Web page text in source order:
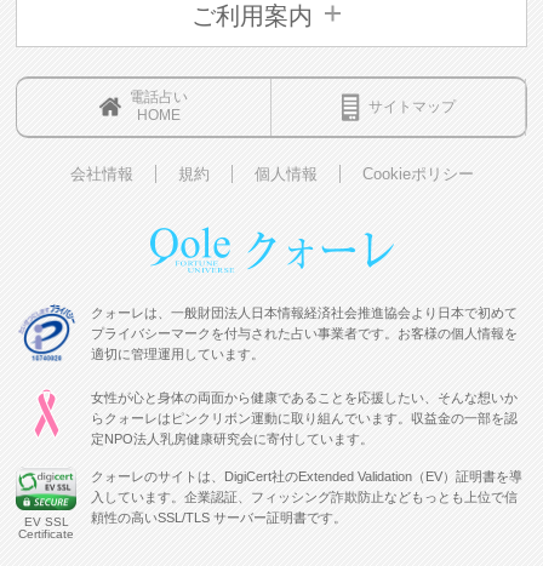
ご利用案内
電話占い
HOME
サイトマップ
会社情報 規約 個人情報 Cookieポリシー
クォーレは、一般財団法人日本情報経済社会推進協会より日本で初めて
プライバシーマークを付与された占い事業者です。お客様の個人情報を
適切に管理運用しています。
女性が心と身体の両面から健康であることを応援したい、そんな想いか
らクォーレはピンクリボン運動に取り組んでいます。収益金の一部を認
定NPO法人乳房健康研究会に寄付しています。
EV SSL
Certificate
クォーレのサイトは、DigiCert社のExtended Validation（EV）証明書を導
入しています。企業認証、フィッシング詐欺防止などもっとも上位で信
頼性の高いSSL/TLS サーバー証明書です。